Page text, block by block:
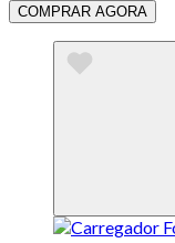
COMPRAR AGORA